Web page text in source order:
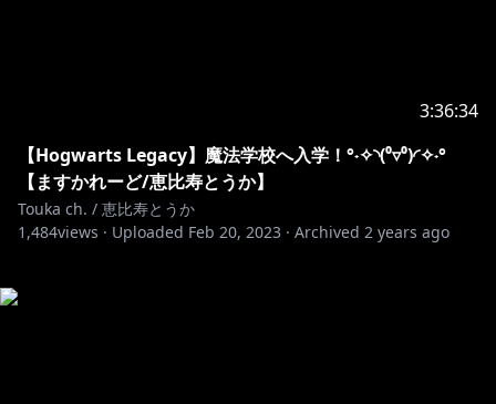
3:36:34
【Hogwarts Legacy】魔法学校へ入学！°˖✧◝(⁰▿⁰)◜✧˖°
【ますかれーど/恵比寿とうか】
Touka ch. / 恵比寿とうか
1,484views · Uploaded Feb 20, 2023 · Archived 2 years ago